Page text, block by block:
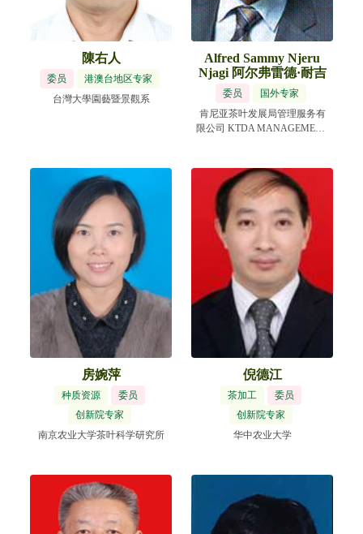
陳右人
委员
港澳台地区专家
台灣大學園藝暨景觀系
Alfred Sammy Njeru
Njagi 阿尔弗雷德·耐吉
委员
国外专家
肯尼亚茶叶发展局管理服务有
限公司 KTDA MANAGEMENT
房婉萍
种质资源
委员
创新院专家
南京农业大学茶叶科学研究所
倪德江
茶加工
委员
创新院专家
华中农业大学